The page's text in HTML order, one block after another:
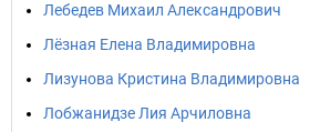
Лебедев Михаил Александрович
Лёзная Елена Владимировна
Лизунова Кристина Владимировна
Лобжанидзе Лия Арчиловна